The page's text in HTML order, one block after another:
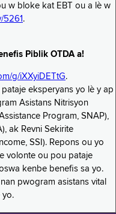
w bloke kat EBT ou a lè w
5261 .
Piblik OTDA a!
g/iXXyiDETtG.
eksperyans yo lè y ap
Asistans Nitrisyon
Program, SNAP),
ak Revni Sekirite
SSI). Repons ou yo
volonte ou pou pataje
kenbe benefis sa yo.
pwogram asistans vital
yo.